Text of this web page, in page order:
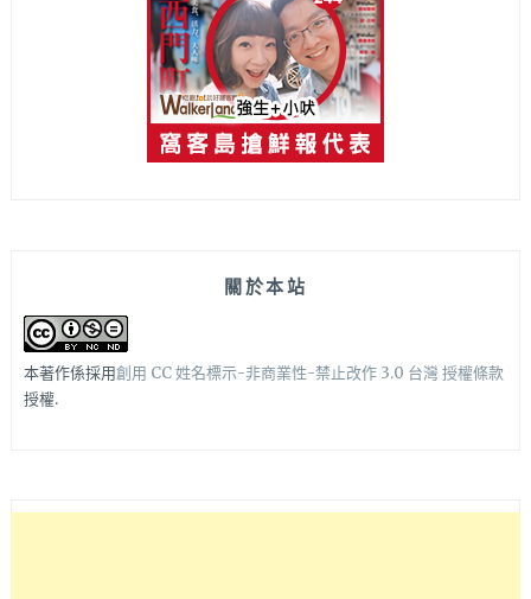
關於本站
本著作係採用創用 CC 姓名標示-非商業性-禁止改作 3.0 台灣 授權條款
授權.